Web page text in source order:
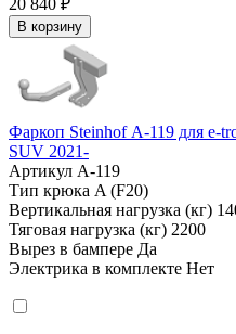
20 840 ₽
В корзину
Фаркоп Steinhof А-119 для e-
SUV 2021-
Артикул A-119
Тип крюка A (F20)
Вертикальная нагрузка (кг)
Тяговая нагрузка (кг) 2200
Вырез в бампере Да
Электрика в комплекте Нет